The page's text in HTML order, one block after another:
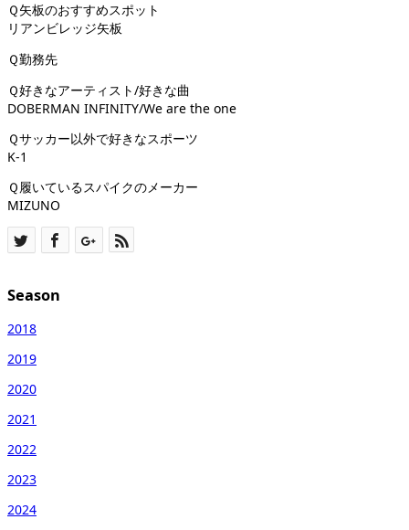
Ｑ矢板のおすすめスポット
リアンビレッジ矢板
Ｑ勤務先
Ｑ好きなアーティスト/好きな曲
DOBERMAN INFINITY/We are the one
Ｑサッカー以外で好きなスポーツ
K-1
Ｑ履いているスパイクのメーカー
MIZUNO
Season
2018
2019
2020
2021
2022
2023
2024